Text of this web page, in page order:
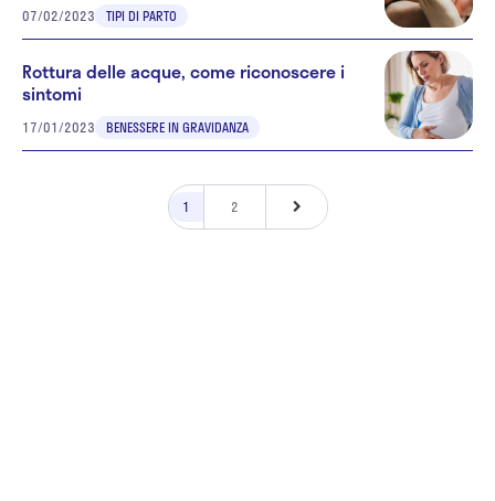
07/02/2023 TIPI DI PARTO
Rottura delle acque, come riconoscere i
sintomi
17/01/2023 BENESSERE IN GRAVIDANZA
1 2